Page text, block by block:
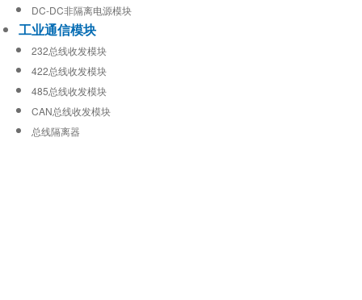
DC-DC非隔离电源模块
工业通信模块
232总线收发模块
422总线收发模块
485总线收发模块
CAN总线收发模块
总线隔离器